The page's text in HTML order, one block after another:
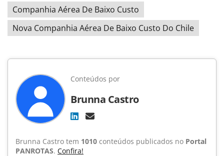
Companhia Aérea De Baixo Custo
Nova Companhia Aérea De Baixo Custo Do Chile
Conteúdos por
Brunna Castro
Brunna Castro tem 1010 conteúdos publicados no Portal
PANROTAS. Confira!